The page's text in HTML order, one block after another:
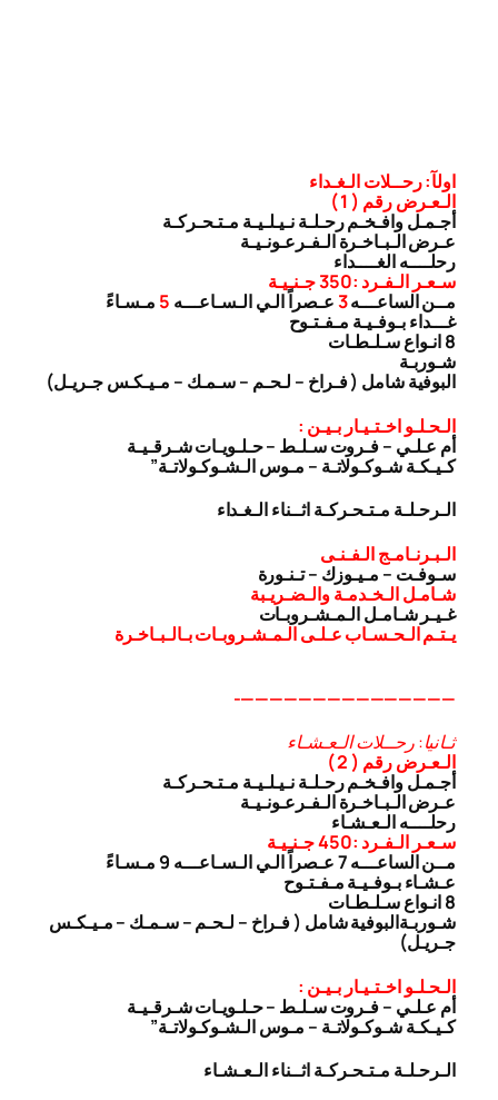
اولآ: رحــلات الـغـداء
الـعـرض رقم ( 1 )
أجـمـل وافـخـم رحـلـة نـيـلـيـة مـتـحـركـة
عـرض الـبـاخـرة الـفـرعـونـيـة
رحلــــه الغــــداء
سـعـر الـفـرد :350 جـنـيـة
مــن الساعـــه3عـصراً الـي الـسـاعـــه 5 مـسـاءً
غـــداء بـوفـيـة مـفـتـوح
8 انـواع سـلـطـات
شـوربـة
البوفية شامل ( فـراخ – لـحـم – سـمـك – مـيـكـس جـريـل)
الـحـلـو اخـتـيـار بـيـن :
أم عـلـي – فـروت سـلـط – حـلـويـات شـرقـيـة
كـيـكـة شـوكـولاتـة – مـوس الـشـوكـولاتـة”
الـرحـلـة مـتـحـركـة اثــناء الـغـداء
الـبـرنـامـج الـفـنـى
سـوفـت – مـيـوزك – تـنـورة
شـامـل الـخـدمـة والـضـريـبة
غـيـر شـامـل الـمـشـروبـات
يـتـم الـحـسـاب عـلـى الـمـشـروبـات بـالـبـاخـرة
———————————————-
ثـانيا: رحــلات الـعـشـاء
الـعـرض رقم ( 2 )
أجـمـل وافـخـم رحـلـة نـيـلـيـة مـتـحـركـة
عـرض الـبـاخـرة الـفـرعـونـيـة
رحلــــه الـعـشـاء
سـعـر الـفـرد :450 جـنـيـة
مــن الساعـــه 7 عـصراً الـي الـسـاعـــه 9 مـسـاءً
عـشـاء بـوفـيـة مـفـتـوح
8 انـواع سـلـطـات
شـوربـةالبوفية شامل ( فـراخ – لـحـم – سـمـك – مـيـكـس
جـريـل)
الـحـلـو اخـتـيـار بـيـن :
أم عـلـي – فـروت سـلـط – حـلـويـات شـرقـيـة
كـيـكـة شـوكـولاتـة – مـوس الـشـوكـولاتـة”
الـرحـلـة مـتـحـركـة اثــناء الـعـشـاء